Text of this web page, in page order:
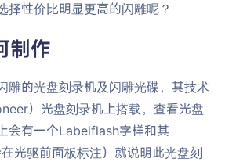
择性价比明显更高的闪雕呢？
制作
雕的光盘刻录机及闪雕光碟，其技术
）光盘刻录机上搭载，查看光盘
会有一个Labelflash字样和其
光驱前面板标注）就说明此光盘刻